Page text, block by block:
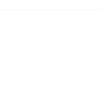
domem przebiega
Tomasz nie